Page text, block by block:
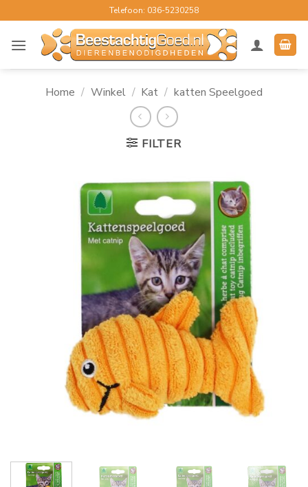
naar
inhoud
Telefoon: 036-5230258
Home / Winkel / Kat / katten Speelgoed
FILTER